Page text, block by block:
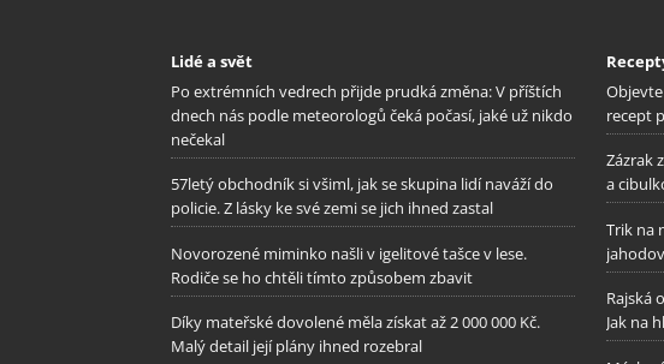
Lidé a svět
Po extrémních vedrech přijde prudká změna: V příštích
dnech nás podle meteorologů čeká počasí, jaké už nikdo
nečekal
57letý obchodník si všiml, jak se skupina lidí naváží do
policie. Z lásky ke své zemi se jich ihned zastal
Novorozené miminko našli v igelitové tašce v lese.
Rodiče se ho chtěli tímto způsobem zbavit
Díky mateřské dovolené měla získat až 2 000 000 Kč.
Malý detail její plány ihned rozebral
recept
Zázrak
a
Trik na
Rajská
Jak na